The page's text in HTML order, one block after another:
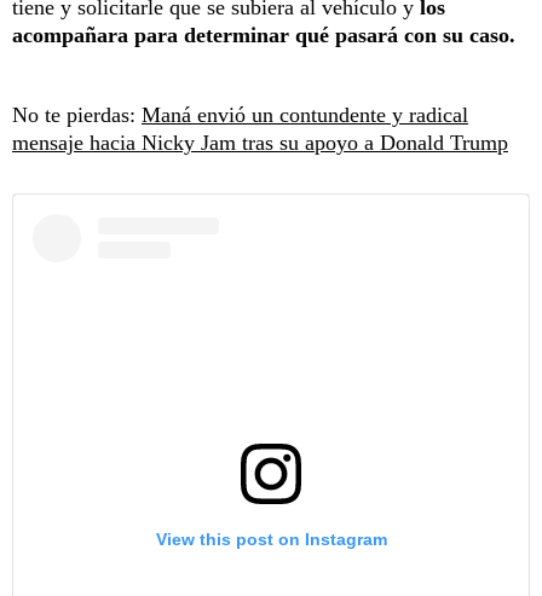
tiene y solicitarle que se subiera al vehículo y los
acompañara para determinar qué pasará con su caso.
No te pierdas: Maná envió un contundente y radical
mensaje hacia Nicky Jam tras su apoyo a Donald Trump
View this post on Instagram